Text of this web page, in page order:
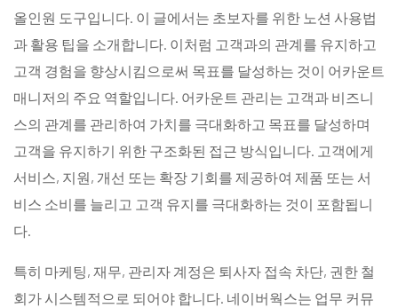
올인원 도구입니다. 이 글에서는 초보자를 위한 노션 사용법
과 활용 팁을 소개합니다. 이처럼 고객과의 관계를 유지하고
고객 경험을 향상시킴으로써 목표를 달성하는 것이 어카운트
매니저의 주요 역할입니다. 어카운트 관리는 고객과 비즈니
스의 관계를 관리하여 가치를 극대화하고 목표를 달성하며
고객을 유지하기 위한 구조화된 접근 방식입니다. 고객에게
서비스, 지원, 개선 또는 확장 기회를 제공하여 제품 또는 서
비스 소비를 늘리고 고객 유지를 극대화하는 것이 포함됩니
다.
특히 마케팅, 재무, 관리자 계정은 퇴사자 접속 차단, 권한 철
회가 시스템적으로 되어야 합니다. 네이버웍스는 업무 커뮤